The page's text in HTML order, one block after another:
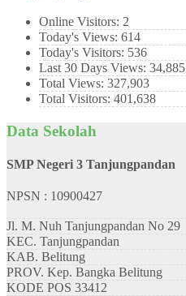
Online Visitors: 2
Today's Views: 614
Today's Visitors: 536
Last 30 Days Views: 34,885
Total Views: 327,903
Total Visitors: 401,638
Data Sekolah
SMP Negeri 3 Tanjungpandan
NPSN : 10900427
Jl. M. Nuh Tanjungpandan No 29
KEC. Tanjungpandan
KAB. Belitung
PROV. Kep. Bangka Belitung
KODE POS 33412